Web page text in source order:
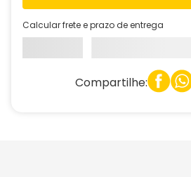
Calcular frete e prazo de entrega
Compartilhe: